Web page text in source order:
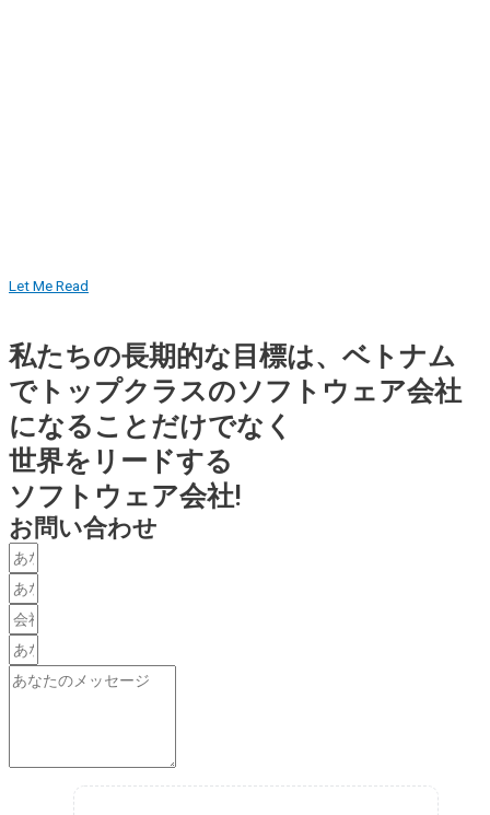
Let Me Read
私たちの長期的な目標は、ベトナム
でトップクラスのソフトウェア会社
になることだけでなく
世界をリードする
ソフトウェア会社!
お問い合わせ